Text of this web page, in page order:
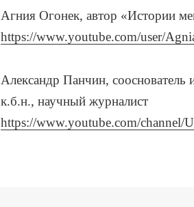
Агния Огонек, автор «Истории
https://www.youtube.com/user/
Александр Панчин,
к.б.н., научный журналист
https://www.youtube.com/